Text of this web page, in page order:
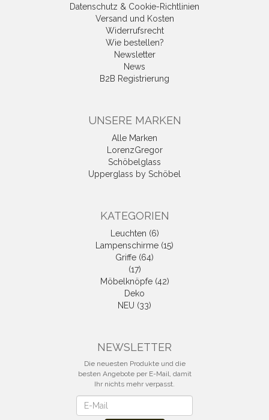
Datenschutz & Cookie-Richtlinien
Versand und Kosten
Widerrufsrecht
Wie bestellen?
Newsletter
News
B2B Registrierung
UNSERE MARKEN
Alle Marken
LorenzGregor
Schöbelglass
Upperglass by Schöbel
KATEGORIEN
Leuchten (6)
Lampenschirme (15)
Griffe (64)
(17)
Möbelknöpfe (42)
Deko
NEU (33)
NEWSLETTER
Die neuesten Produkte und die
besten Angebote per E-Mail, damit
Ihr nichts mehr verpasst.